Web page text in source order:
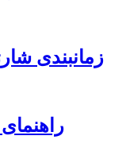
زمانبندی